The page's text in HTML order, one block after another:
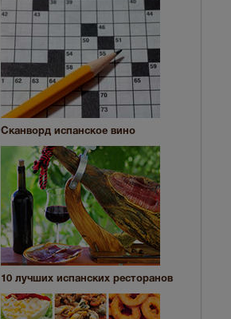
Сканворд испанское вино
10 лучших испанских ресторанов